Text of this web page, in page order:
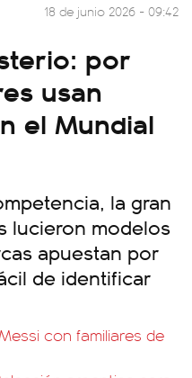
18 de junio 2026 - 09:42
por
usan
el Mundial
la gran
lucieron modelos
apuestan por
de identificar
con familiares de